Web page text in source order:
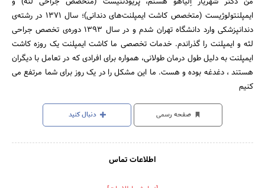
ایمپلنتولوژیست (متخصص کاشت ایمپلنت‌های دندانی)؛‌ سال ۱۳۷۱ در رشته‌ی
دندانپزشکی وارد دانشگاه تهران شدم و در سال ۱۳۹۳ دوره‌ی تخصص جراحی
لثه و ایمپلنت را گذراندم.‌ خدمات تخصصی ما کاشت ایمپلنت یک روزه کاشت
ایمپلنت به دلیل طول درمان طولانی، همواره برای افرادی که در تعامل با دیگران
هستند ، دغدغه بوده و هست. ما این مشکل را در یک روز برای شما مرتفع می
کنیم
صفحه رسمی دنبال کنید
اطلاعات تماس